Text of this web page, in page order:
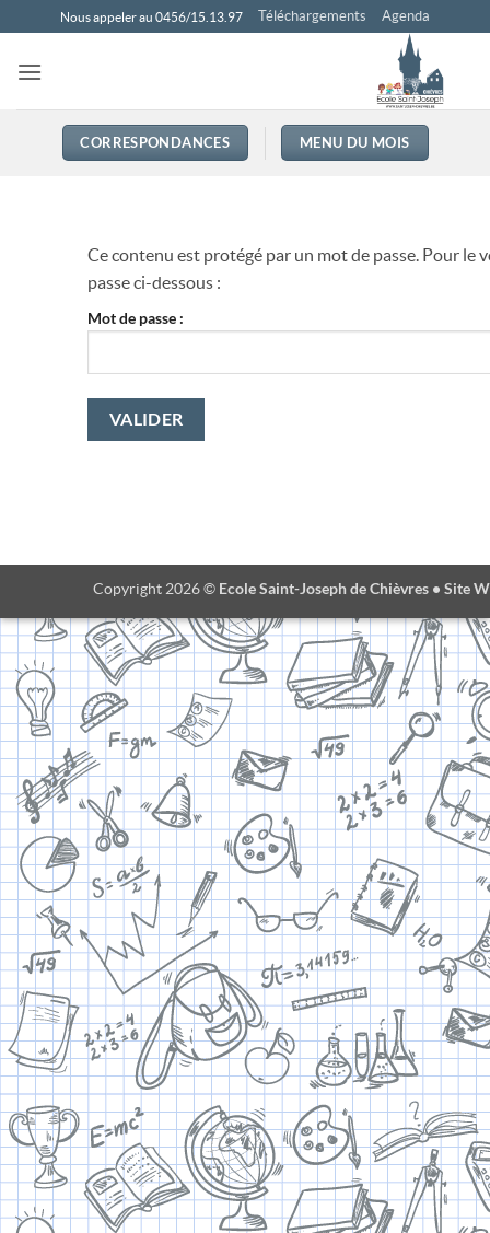
au
contenu
Nous appeler au 0456/15.13.97 Téléchargements Agenda
CORRESPONDANCES MENU DU MOIS
Ce contenu est protégé par un mot de passe. Pour le
passe ci-dessous :
Mot de passe :
Copyright 2026 © Ecole Saint-Joseph de Chièvres • Site